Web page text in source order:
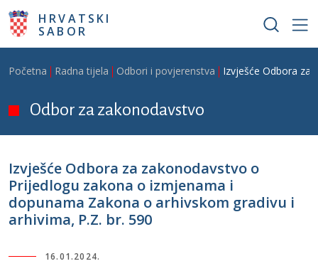
Skoči na glavni sadržaj
HRVATSKI
SABOR
Breadcrumb
Početna Radna tijela Odbori i povjerenstva Izvješće Odbora za
Odbor za zakonodavstvo
Izvješće Odbora za zakonodavstvo o
Prijedlogu zakona o izmjenama i
dopunama Zakona o arhivskom gradivu i
arhivima, P.Z. br. 590
16.01.2024.